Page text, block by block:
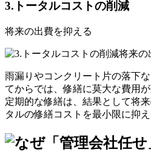
3. トータルコストの削減
将来の出費を抑える
雨漏りやコンクリート片の落下
てからでは、修繕に莫大な費用
定期的な修繕は、結果として将
タルの修繕コストを最小限に抑